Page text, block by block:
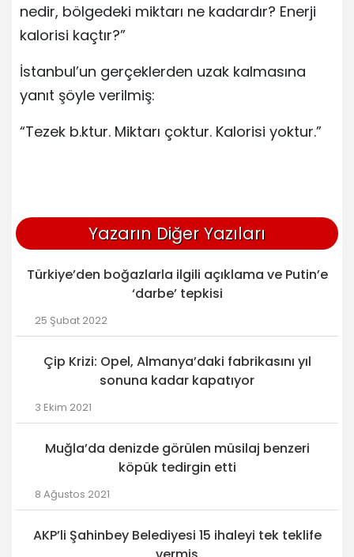
nedir, bölgedeki miktarı ne kadardır? Enerji
kalorisi kaçtır?”
İstanbul’un gerçeklerden uzak kalmasına
yanıt şöyle verilmiş:
“Tezek b.ktur. Miktarı çoktur. Kalorisi yoktur.”
Yazarın Diğer Yazıları
Türkiye’den boğazlarla ilgili açıklama ve Putin’e
‘darbe’ tepkisi
25 Şubat 2022
Çip Krizi: Opel, Almanya’daki fabrikasını yıl
sonuna kadar kapatıyor
3 Ekim 2021
Muğla’da denizde görülen müsilaj benzeri
köpük tedirgin etti
8 Ağustos 2021
AKP’li Şahinbey Belediyesi 15 ihaleyi tek teklife